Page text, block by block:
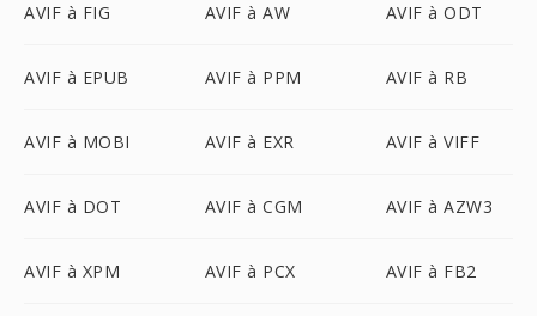
AVIF à FIG AVIF à AW AVIF à ODT
AVIF à EPUB AVIF à PPM AVIF à RB
AVIF à MOBI AVIF à EXR AVIF à VIFF
AVIF à DOT AVIF à CGM AVIF à AZW3
AVIF à XPM AVIF à PCX AVIF à FB2